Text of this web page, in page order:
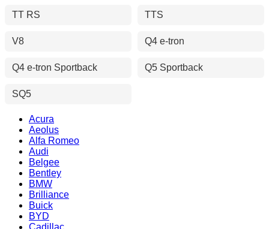
TT RS TTS
V8 Q4 e-tron
Q4 e-tron Sportback Q5 Sportback
SQ5
Acura
Aeolus
Alfa Romeo
Audi
Belgee
Bentley
BMW
Brilliance
Buick
BYD